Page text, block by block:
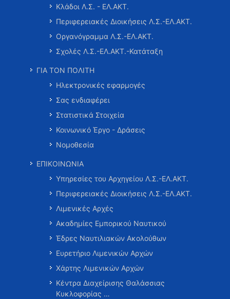
Κλάδοι Λ.Σ. - ΕΛ.ΑΚΤ.
Περιφερειακές Διοικήσεις Λ.Σ.-ΕΛ.ΑΚΤ.
Οργανόγραμμα Λ.Σ.-ΕΛ.ΑΚΤ.
Σχολές Λ.Σ.-ΕΛ.ΑΚΤ.-Κατάταξη
ΓΙΑ ΤΟΝ ΠΟΛΙΤΗ
Ηλεκτρονικές εφαρμογές
Σας ενδιαφέρει
Στατιστικά Στοιχεία
Κοινωνικό Έργο - Δράσεις
Νομοθεσία
ΕΠΙΚΟΙΝΩΝΙΑ
Υπηρεσίες του Αρχηγείου Λ.Σ.-ΕΛ.ΑΚΤ.
Περιφερειακές Διοικήσεις Λ.Σ.-ΕΛ.ΑΚΤ.
Λιμενικές Αρχές
Ακαδημίες Εμπορικού Ναυτικού
Έδρες Ναυτιλιακών Ακολούθων
Ευρετήριο Λιμενικών Αρχών
Χάρτης Λιμενικών Αρχών
Κέντρα Διαχείρισης Θαλάσσιας
Κυκλοφορίας …